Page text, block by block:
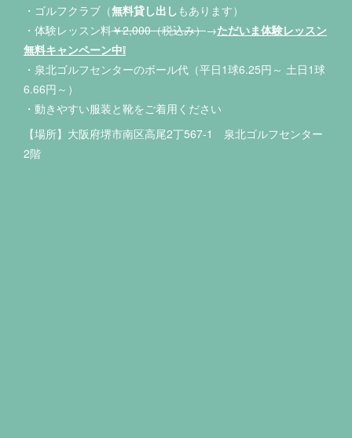
・ゴルフクラブ（無料貸し出しもあります）
・体験レッスン料￥2,000（税込み）→ただいま体験レッスン
無料キャンペーン中❕
・泉北ゴルフセンターのボール代（平日1球6.25円～ 土日1球
6.66円～）
・動きやすい服装と靴をご着用ください
【場所】大阪府堺市南区高尾2丁567-1 泉北ゴルフセンター
2階